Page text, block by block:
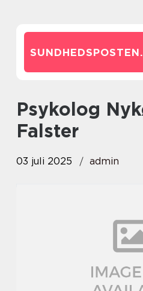
SUNDHEDSPOSTEN.
Psykolog Nykøbing
Falster
03 juli 2025 admin